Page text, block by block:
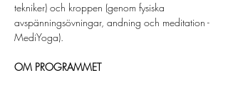
tekniker) och kroppen (genom fysiska
avspänningsövningar, andning och meditation -
MediYoga).
OM PROGRAMMET